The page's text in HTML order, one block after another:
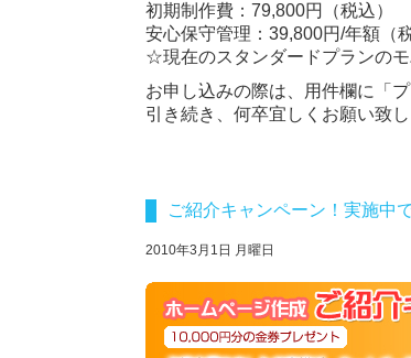
初期制作費：79,800円（税込）
安心保守管理：39,800円/年額（税
☆現在のスタンダードプランの
お申し込みの際は、用件欄に「
引き続き、何卒宜しくお願い致し
ご紹介キャンペーン！実施中
2010年3月1日 月曜日